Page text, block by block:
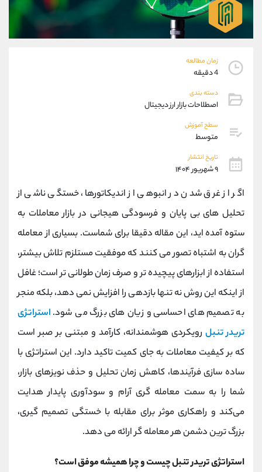
زمان مطالعه
4 دقیقه
دسته بندی
اصطلاحات بازار ارز دیجیتال
سطح آموزش
متوسط
تاریخ انتشار
۹ شهریور ۱۴۰۴
اگر از غرق شدن در انبوهی از اندیکاتورها، خستگی ناشی از
تحلیل ‌های بی ‌پایان و فرسودگی هیجانی در بازار معاملات به
ستوه آمده ‌اید، این مقاله دقیقا برای شماست. بسیاری از معامله
‌گران به اشتباه تصور می کنند که موفقیت مستلزم تلاش بیشتر،
استفاده از ابزارهای پیچیده ‌تر و صرف زمان طولانی‌ تر است؛ غافل
از اینکه این روش نه تنها بازدهی را افزایش نمی‌ دهد، بلکه منجر
به تصمیم‌ های احساسی و زیان ‌های بزرگ می ‌شود. استراتژی
تریدر تنبل رویکردی هوشمندانه، کارآمد و مبتنی بر صبر است
که بر کیفیت معاملات به جای کمیت تاکید دارد. این استراتژی با
ساده‌ سازی فرآیندها، کاهش زمان تحلیل و حذف نویزهای بازار،
شما را به سمت معامله ‌گری آرام و سودآوری پایدار هدایت
می‌کند و راهکاری موثر برای مقابله با خستگی تصمیم‌ گیری،
بزرگ ترین دشمن هر معامله ‌گر ارائه می ‌دهد.
استراتژی تریدر تنبل چیست و چرا همیشه موفق است؟
09101364784
واتساپ شروع گفتگو
تلگرام
پشتیبان فروش
موبایل
اطلاعات تماس
تلفن 021-22021030
021-22021040
بدون پیش شماره
اینستاگرام @alireza.mehrabii
کانال تلگرام @alirezamehrabi_com
@alirezamehrabi_official